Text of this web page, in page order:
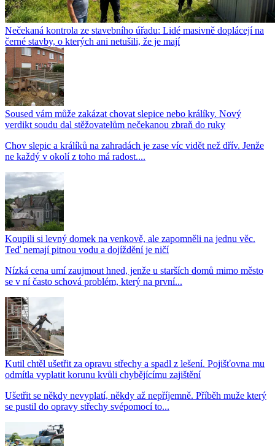
Nečekaná kontrola ze stavebního úřadu: Lidé masivně doplácejí na
černé stavby, o kterých ani netušili, že je mají
Soused vám může zakázat chovat slepice nebo králíky. Nový
verdikt soudu dal stěžovatelům nečekanou zbraň do ruky
Chov slepic a králíků na zahradách je zase víc vidět než dřív. Jenže
ne každý v okolí z toho má radost....
Koupili si levný domek na venkově, ale zapomněli na jednu věc.
Teď nemají pitnou vodu a dojíždění je ničí
Nízká cena umí zaujmout hned, jenže u starších domů mimo město
se v ní často schová problém, který na první...
Kutil chtěl ušetřit za opravu střechy a spadl z lešení. Pojišťovna mu
odmítla vyplatit korunu kvůli chybějícímu zajištění
Ušetřit se někdy nevyplatí, někdy až nepříjemně. Příběh muže který
se pustil do opravy střechy svépomocí to...